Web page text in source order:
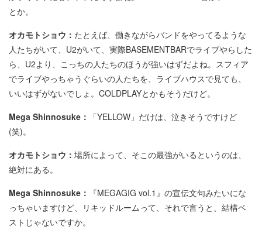
とか。
オカモトショウ： たとえば、働きながらバンドをやってるような
人たちがいて、U2がいて、実際BASEMENTBARでライブやらした
ら、U2より、こっちの人たちのほうが強いはずだよね。スフィア
でライブやっちゃうぐらいの人たちを、ライブハウスで見ても、
いいはずがないでしょ。COLDPLAYとかもそうだけど。
Mega Shinnosuke：
「YELLOW」だけは、泣きそうですけど
(笑)。
オカモトショウ： 場所によって、そこの最強がいるというのは、
絶対にある。
Mega Shinnosuke：
『MEGAGIG vol.1』の宣伝文句みたいにな
っちゃいますけど、リキッドルームって、それで言うと、結構ベ
ストじゃないですか。